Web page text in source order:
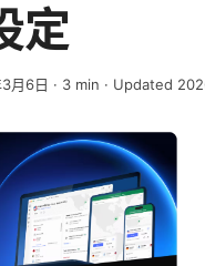
定
月6日 · 3 min · Updated